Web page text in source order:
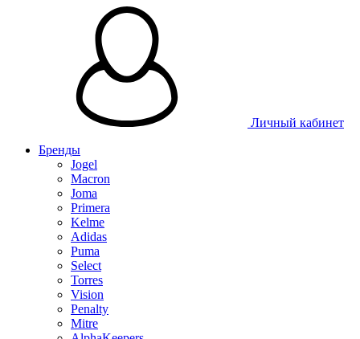
Личный кабинет
Бренды
Jogel
Macron
Joma
Primera
Kelme
Adidas
Puma
Select
Torres
Vision
Penalty
Mitre